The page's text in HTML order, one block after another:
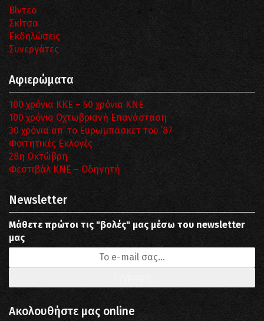
Βίντεο
Σκίτσα
Εκδηλώσεις
Συνεργάτες
Αφιερώματα
100 χρόνια ΚΚΕ – 50 χρόνια ΚΝΕ
100 χρόνια Οχτωβριανή Επανάσταση
30 χρόνια απ’ το Ευρωμπάσκετ του ΄87
Φοιτητικές Εκλογές
28η Οκτώβρη
Φεστιβάλ ΚΝΕ – Οδηγητή
Newsletter
Μάθετε πρώτοι τις "βολές" μας μέσω του newsletter
μας
Ακολουθήστε μας online